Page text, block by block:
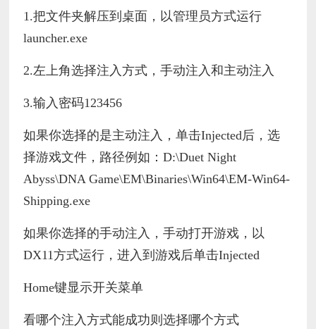
1.把文件夹解压到桌面，以管理员方式运行
launcher.exe
2.左上角选择注入方式，手动注入和主动注入
3.输入密码123456
如果你选择的是主动注入，单击Injected后，选
择游戏文件，路径例如：D:\Duet Night
Abyss\DNA Game\EM\Binaries\Win64\EM-Win64-
Shipping.exe
如果你选择的手动注入，手动打开游戏，以
DX11方式运行，进入到游戏后单击Injected
Home键显示开关菜单
看哪个注入方式能成功则选择哪个方式